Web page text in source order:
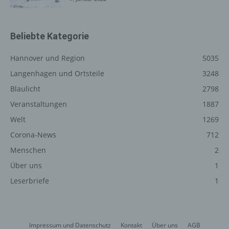
Beliebte Kategorie
Hannover und Region
5035
Langenhagen und Ortsteile
3248
Blaulicht
2798
Veranstaltungen
1887
Welt
1269
Corona-News
712
Menschen
2
Über uns
1
Leserbriefe
1
Impressum und Datenschutz Kontakt Über uns AGB
könnte. Es erfolgt keine Weitergabe dieser erhobenen
Rechtsverteidigung des für die Verarbeitung
Gravatar
Auttomatic zurückgegriffen. Gravatar gleicht Ihre Email-
Adresse ab und bildet – sofern Sie dort registriert sind –
beachten ist, dass alle registrierten WordPress-User
automatisch auch bei Gravatar registriert sind. Details zu